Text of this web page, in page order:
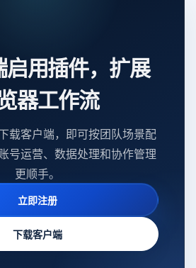
启用插件，扩展
器工作流
载客户端，即可按团队场景配
号运营、数据处理和协作管理
更顺手。
立即注册
下载客户端